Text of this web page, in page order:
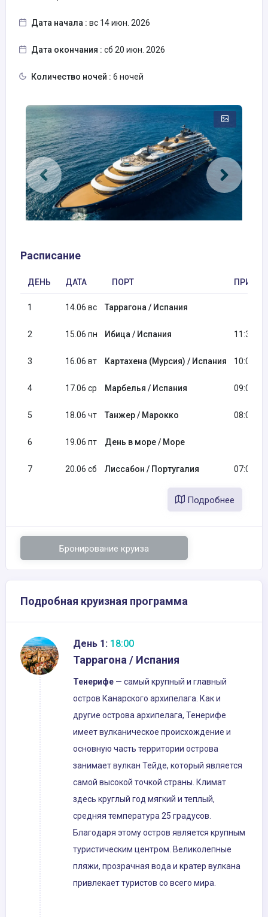
Дата начала : вс 14 июн. 2026
Дата окончания : сб 20 июн. 2026
Количество ночей : 6 ночей
Расписание
ДЕНЬ ДАТА ПОРТ
1 14.06 вс Таррагона / Испания
2 15.06 пн Ибица / Испания 11:30
3 16.06 вт Картахена (Мурсия) / Испания 10:00
4 17.06 ср Марбелья / Испания 09:00
5 18.06 чт Танжер / Марокко 08:00
6 19.06 пт День в море / Море
7 20.06 сб Лиссабон / Португалия 07:00
Подробнее
Бронирование круиза
Подробная круизная программа
День 1: 18:00
Таррагона / Испания
Тенерифе — самый крупный и главный
остров Канарского архипелага. Как и
другие острова архипелага, Тенерифе
имеет вулканическое происхождение и
основную часть территории острова
занимает вулкан Тейде, который является
самой высокой точкой страны. Климат
здесь круглый год мягкий и теплый,
средняя температура 25 градусов.
Благодаря этому остров является крупным
туристическим центром. Великолепные
пляжи, прозрачная вода и кратер вулкана
привлекает туристов со всего мира.